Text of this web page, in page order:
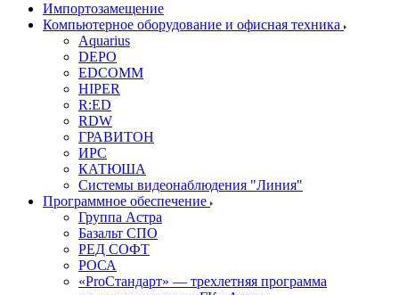
Импортозамещение
Компьютерное оборудование и офисная техника
Aquarius
DEPO
EDCOMM
HIPER
R:ED
RDW
ГРАВИТОН
ИРС
КАТЮША
Системы видеонаблюдения "Линия"
Программное обеспечение
Группа Астра
Базальт СПО
РЕД СОФТ
РОСА
«ProСтандарт» — трехлетняя программа